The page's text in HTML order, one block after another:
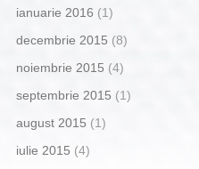
ianuarie 2016 (1)
decembrie 2015 (8)
noiembrie 2015 (4)
septembrie 2015 (1)
august 2015 (1)
iulie 2015 (4)